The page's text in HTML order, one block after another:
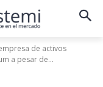
de activos
a pesar de...